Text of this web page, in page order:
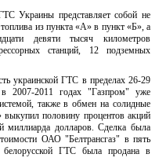
Украины представляет собой не
из пункта «А» в пункт «Б», а
девяти тысяч километров
станций, 12 подземных
украинской ГТС в пределах 26-29
2007-2011 годах "Газпром" уже
также в обмен на солидные
половину процентов акций
миллиарда долларов. Сделка была
ОАО "Белтрансгаз" в пять
белорусской ГТС была продана в